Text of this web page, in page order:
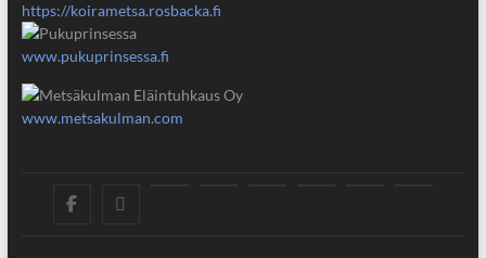
https://koirametsa.rosbacka.fi
www.pukuprinsessa.fi
www.metsakulman.com
SuKaRo